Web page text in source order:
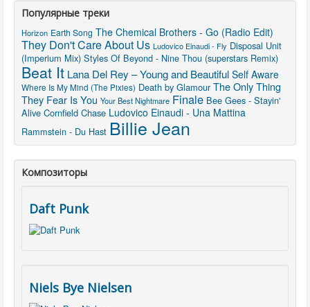
Популярные треки
Horizon Earth Song The Chemical Brothers - Go (Radio Edit)
They Don't Care About Us Ludovico Einaudi - Fly Disposal Unit
(Imperium Mix) Styles Of Beyond - Nine Thou (superstars Remix)
Beat It Lana Del Rey – Young and Beautiful Self Aware
Where Is My Mind (The Pixies) Death by Glamour The Only Thing
They Fear Is You Your Best Nightmare Finale Bee Gees - Stayin'
Alive Cornfield Chase Ludovico Einaudi - Una Mattina
Rammstein - Du Hast Billie Jean
Композиторы
Daft Punk
Niels Bye Nielsen